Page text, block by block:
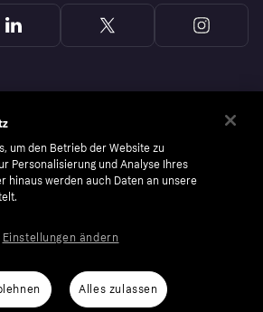
Cookies Klarna.com
um den Betrieb der Website zu
Personalisierung und Analyse Ihres
hinaus werden auch Daten an unsere
Alles zulassen
Einstellungen ändern